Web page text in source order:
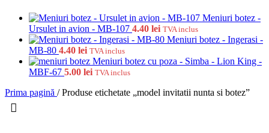
Meniuri botez -
Ursulet in avion - MB-107 4.40 lei TVA inclus
Meniuri botez - Ingerasi -
MB-80 4.40 lei TVA inclus
Meniuri botez cu poza - Simba - Lion King -
MBF-67 5.00 lei TVA inclus
Prima pagină / Produse etichetate „model invitatii nunta si botez”